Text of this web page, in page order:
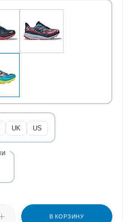
UK US
В КОРЗИНУ